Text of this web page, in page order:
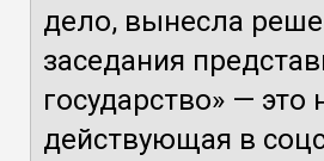
дело, вынесла
заседания
государство» — это
действующая в